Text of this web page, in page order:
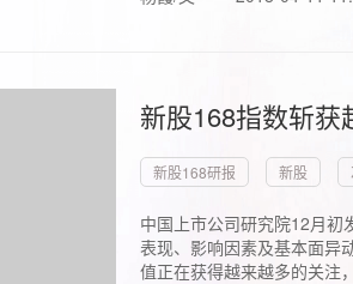
新股168指数斩
新股168研报 新股
中国上市公司研究院12月初
表现、影响因素及基本面异
值正在获得越来越多的关注